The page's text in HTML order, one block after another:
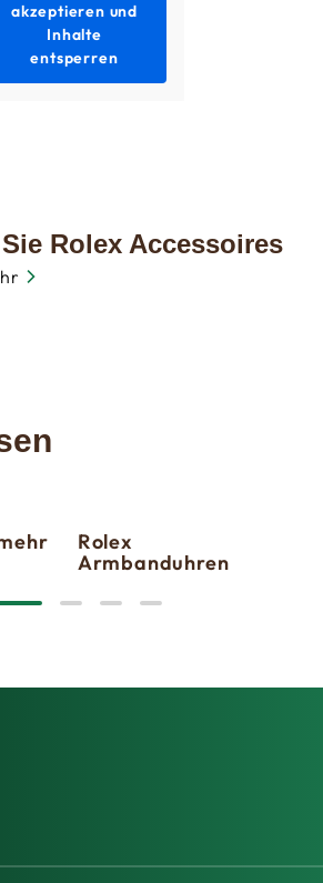
akzeptieren und
Inhalte
entsperren
Rolex Accessoires
Rolex
Armbanduhren